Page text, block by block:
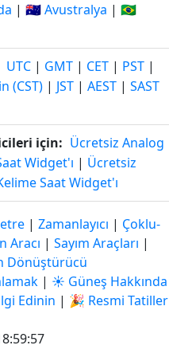
| 🇦🇺 Avustralya | 🇧🇷
UTC | GMT | CET | PST |
(CST) | JST | AEST | SAST
için: Ücretsiz Analog
Widget'ı | Ücretsiz
Saat Widget'ı
| Zamanlayıcı | Çoklu-
Aracı | Sayım Araçları |
Dönüştürücü
| ☀️ Güneş Hakkında
Edinin | 🎉 Resmi Tatiller